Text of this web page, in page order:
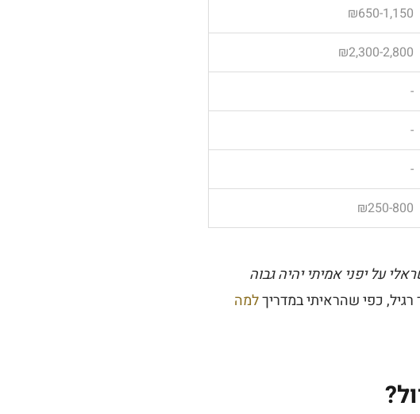
₪650-1,150
₪2,300-2,800
-
-
-
₪250-800
על יפני אמיתי יהיה גבוה
כפי שהראיתי במדריךלמה